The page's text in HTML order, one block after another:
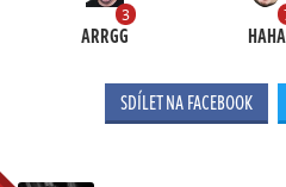
3
ARRGG HAHA
SDÍLET NA FACEBOOK